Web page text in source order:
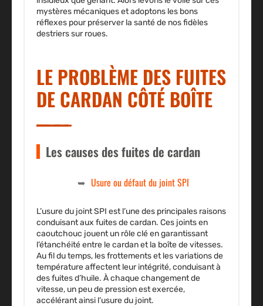
mystères mécaniques et adoptons les bons
réflexes pour préserver la santé de nos fidèles
destriers sur roues.
LE PROBLÈME DES FUITES
DE CARDAN CÔTÉ BOÎTE
Les causes des fuites de cardan
Usure ou défaut du joint SPI
L’usure du joint SPI est l’une des principales raisons
conduisant aux fuites de cardan. Ces joints en
caoutchouc jouent un rôle clé en garantissant
l’étanchéité entre le cardan et la boîte de vitesses.
Au fil du temps, les frottements et les variations de
température affectent leur intégrité, conduisant à
des fuites d’huile. À chaque changement de
vitesse, un peu de pression est exercée,
accélérant ainsi l’usure du joint.